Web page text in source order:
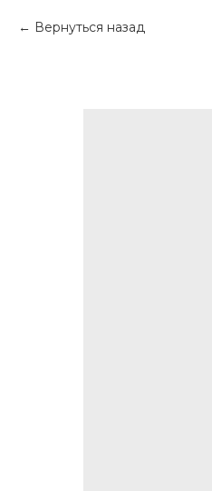
Вернуться назад